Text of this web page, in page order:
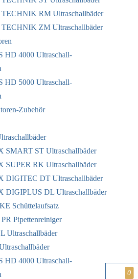
RM Ultraschallbäder
ZM Ultraschallbäder
HD 4000 Ultraschall-
HD 5000 Ultraschall-
Zubehör
SMART ST Ultraschallbäder
SUPER RK Ultraschallbäder
DIGITEC DT Ultraschallbäder
DIGIPLUS DL Ultraschallbäder
Schüttelaufsatz
Pipettenreiniger
Ultraschallbäder
HD 4000 Ultraschall-
0